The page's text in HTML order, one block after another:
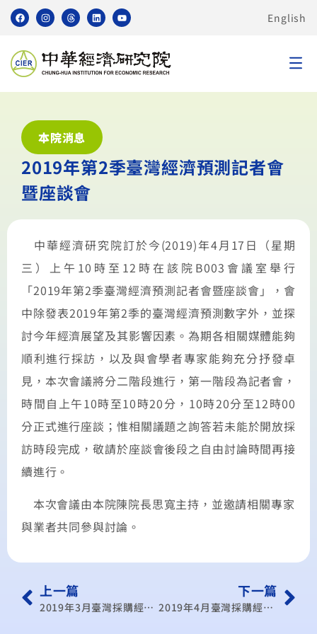
English
本院消息
2019年第2季臺灣經濟預測記者會
暨座談會
中華經濟研究院訂於今(2019)年4月 17 日（星期
三）上午 10 時至 12 時在該院 B003 會議室舉行
「2019年第2季臺灣經濟預測記者會暨座談會」，會
中除發表2019年第2季的臺灣經濟預測數字外，並探
討今年經濟展望及其影響因素。為期各相關媒體能夠
順利進行採訪，以及與會學者專家能夠充分抒發卓
見，本次會議將分二階段進行， 第一階段為記者會，
時間自上午10時至10時20分 ， 10時20分至12時00
分正式進行座談；惟相關議題之詢答若未能於開放採
訪時段完成，敬請於座談會後段之自由討論時間再接
續進行。
本次會議由本院陳院長思寬主持，並邀請相關專家
與業者共同參與討論。
上一篇
2019年3月臺灣採購經理人指數發布記者會
下一篇
2019年4月臺灣採購經理人指數發布記者會